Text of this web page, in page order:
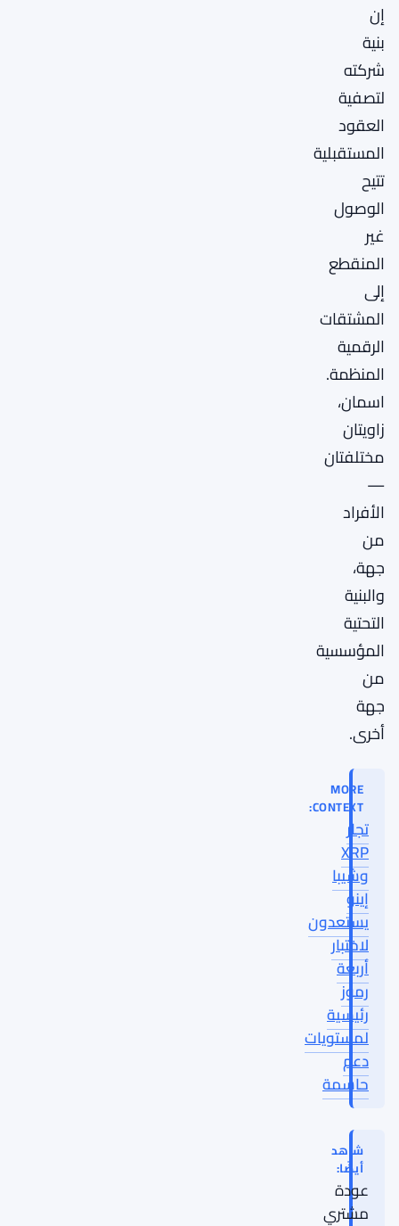
إن
بنية
شركته
لتصفية
العقود
المستقبلية
تتيح
الوصول
غير
المنقطع
إلى
المشتقات
الرقمية
المنظمة.
اسمان،
زاويتان
مختلفتان
—
الأفراد
من
جهة،
والبنية
التحتية
المؤسسية
من
جهة
أخرى.
MORE
CONTEXT:
تجار
XRP
وشيبا
إينو
يستعدون
لاختبار
أربعة
رموز
رئيسية
لمستويات
دعم
حاسمة
شاهد
أيضًا:
عودة
مشتري